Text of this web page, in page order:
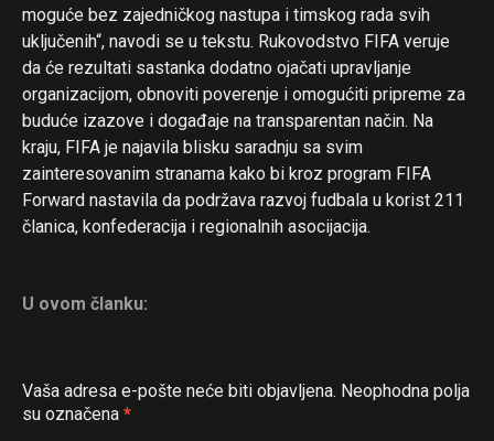
moguće bez zajedničkog nastupa i timskog rada svih
uključenih“, navodi se u tekstu. Rukovodstvo FIFA veruje
da će rezultati sastanka dodatno ojačati upravljanje
organizacijom, obnoviti poverenje i omogućiti pripreme za
buduće izazove i događaje na transparentan način. Na
kraju, FIFA je najavila blisku saradnju sa svim
zainteresovanim stranama kako bi kroz program FIFA
Forward nastavila da podržava razvoj fudbala u korist 211
članica, konfederacija i regionalnih asocijacija.
U ovom članku:
Vaša adresa e-pošte neće biti objavljena. Neophodna polja
su označena *